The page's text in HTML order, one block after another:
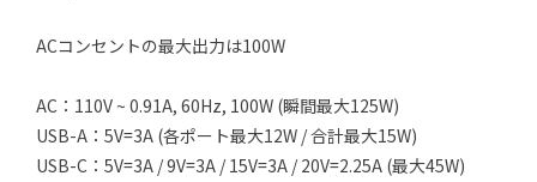
ACコンセントの最大出力は100W
AC：110V ~ 0.91A, 60Hz, 100W (瞬間最大125W)
USB-A：5V=3A (各ポート最大12W / 合計最大15W)
USB-C：5V=3A / 9V=3A / 15V=3A / 20V=2.25A (最大45W)